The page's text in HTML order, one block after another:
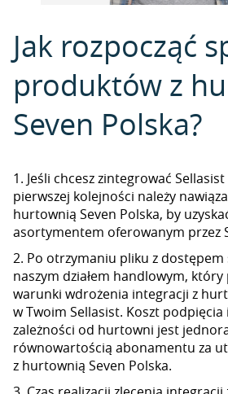
Jak rozpocząć
produktów z
Seven Polska?
1. Jeśli chcesz zintegrować
pierwszej kolejności należy
hurtownią Seven Polska, by
asortymentem oferowanym przez
2. Po otrzymaniu pliku z
naszym działem handlowym, który
warunki wdrożenia integracji z
w Twoim Sellasist. Koszt
zależności od hurtowni jest
równowartością abonamentu za
z hurtownią Seven Polska.